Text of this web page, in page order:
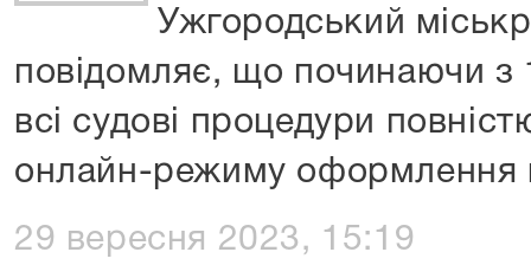
Ужгородський
повідомляє, що починаючи з
всі судові процедури
онлайн-режиму оформлення
29 вересня 2023, 15:19